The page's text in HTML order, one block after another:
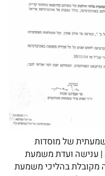
של מוסדות
| ענישה ועדת משמעת
מקובלת בהליכי משמעת